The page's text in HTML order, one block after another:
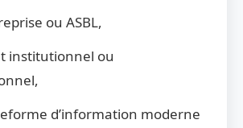
ou ASBL,
institutionnel ou
d’information moderne